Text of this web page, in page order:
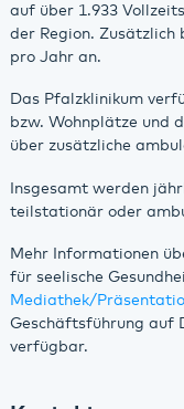
auf über 1.933
der Region. Zusätzlich
pro Jahr an.
Das Pfalzklinikum
bzw. Wohnplätze und
über zusätzliche
Insgesamt werden
teilstationär oder
Mehr Informationen
für seelische
Mediathek/
Geschäftsführung auf
verfügbar.